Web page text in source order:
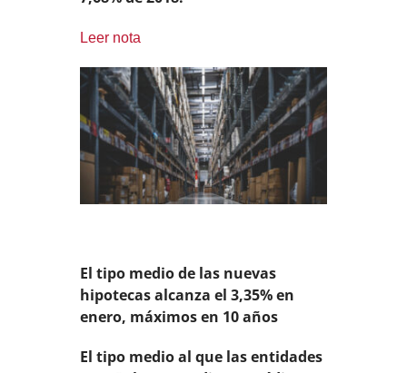
Leer nota
El tipo medio de las nuevas
hipotecas alcanza el 3,35% en
enero, máximos en 10 años
El tipo medio al que las entidades